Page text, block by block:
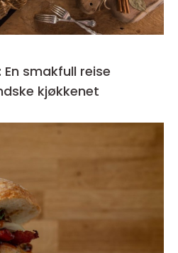
smakfull reise
kjøkkenet